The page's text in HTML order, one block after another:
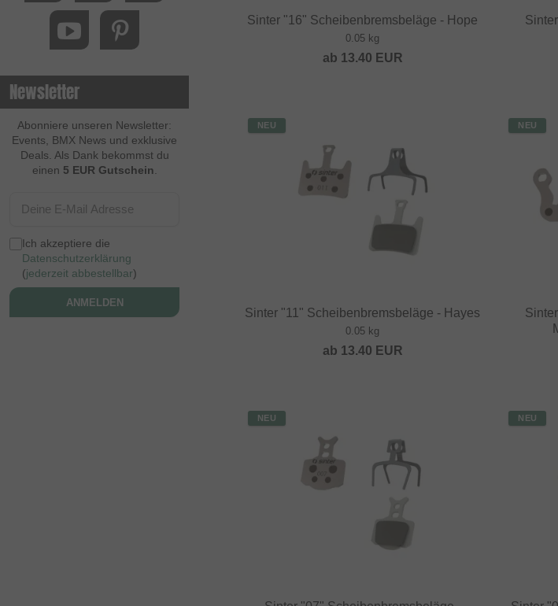
Newsletter
Abonniere unseren Newsletter:
Events, BMX News und exklusive
Deals. Als Dank bekommst du
einen 5 EUR Gutschein
Ich akzeptiere die
Datenschutzerklärung
(jederzeit abbestellbar)
ANMELDEN
Sinter "16" Scheibenbremsbeläge - Hope
0.05 kg
ab 13.40 EUR
NEU
Sinter "11" Scheibenbremsbeläge - Hayes
0.05 kg
ab 13.40 EUR
NEU
NEU NEU